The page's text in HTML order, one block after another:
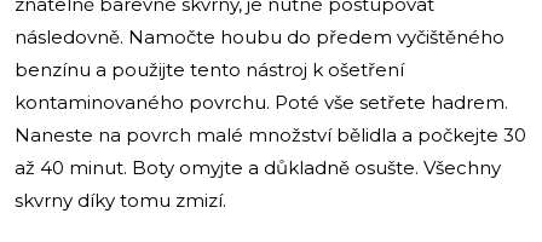
následovně. Namočte houbu do předem vyčištěného
benzínu a použijte tento nástroj k ošetření
kontaminovaného povrchu. Poté vše setřete hadrem.
Naneste na povrch malé množství bělidla a počkejte 30
až 40 minut. Boty omyjte a důkladně osušte. Všechny
skvrny díky tomu zmizí.